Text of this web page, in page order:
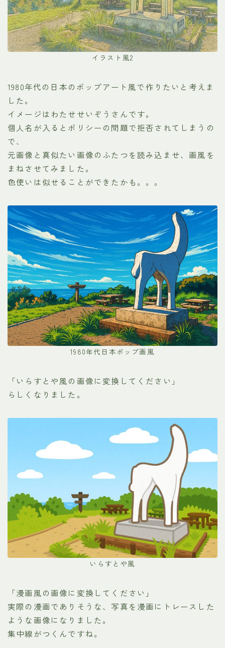
イラスト風2
1980年代の日本のポップアート風で作りたいと考えま
した。
イメージはわたせせいぞうさんです。
個人名が入るとポリシーの問題で拒否されてしまうの
で、
元画像と真似たい画像のふたつを読み込ませ、画風を
まねさせてみました。
色使いは似せることができたかも。。。
1980年代日本ポップ画風
「いらすとや風の画像に変換してください」
らしくなりました。
いらすとや風
「漫画風の画像に変換してください」
実際の漫画でありそうな、写真を漫画にトレースした
ような画像になりました。
集中線がつくんですね。